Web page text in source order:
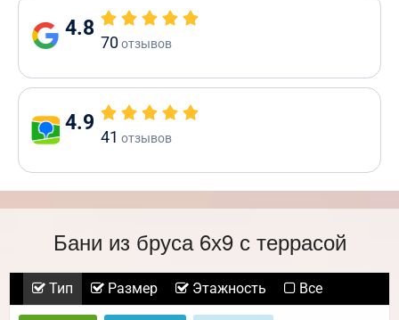
4.8
70отзывов
4.9
41 отзывов
Бани из бруса 6х9 с террасой
Тип Размер Этажность Все